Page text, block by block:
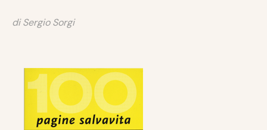
di Sergio Sorgi